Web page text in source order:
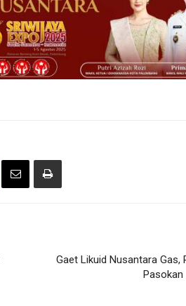
Gaet Likuid Nusantara Gas,
Pasokan